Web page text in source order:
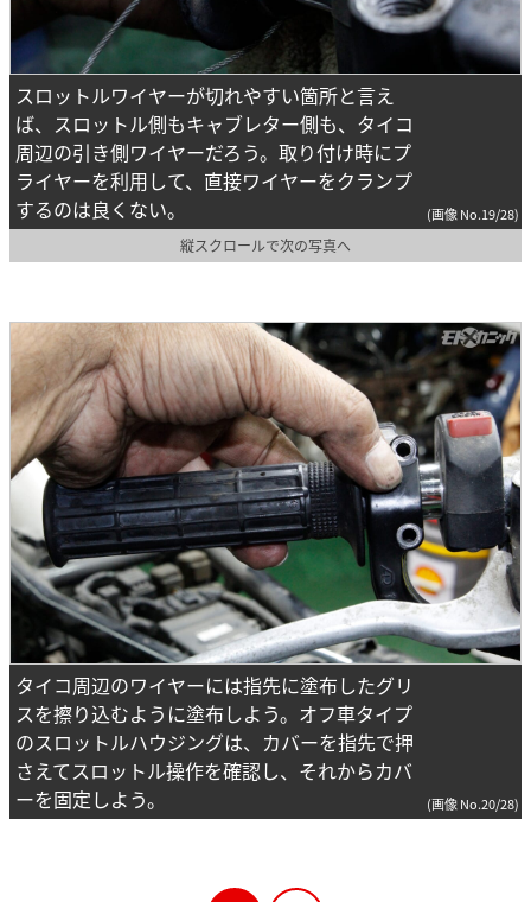
スロットルワイヤーが切れやすい箇所と言え
ば、スロットル側もキャブレター側も、タイコ
周辺の引き側ワイヤーだろう。取り付け時にプ
ライヤーを利用して、直接ワイヤーをクランプ
するのは良くない。
(画像 No.19/28)
縦スクロールで次の写真へ
タイコ周辺のワイヤーには指先に塗布したグリ
スを擦り込むように塗布しよう。オフ車タイプ
のスロットルハウジングは、カバーを指先で押
さえてスロットル操作を確認し、それからカバ
ーを固定しよう。
(画像 No.20/28)